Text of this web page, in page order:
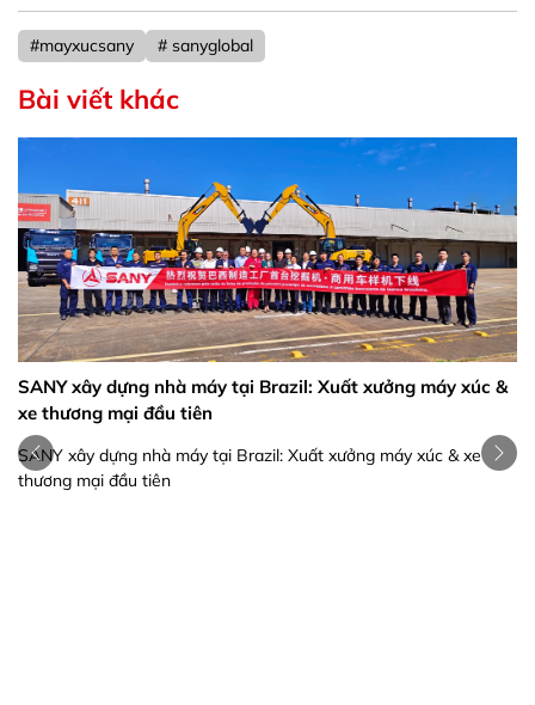
#mayxucsany # sanyglobal
Bài viết khác
SANY xây dựng nhà máy tại Brazil: Xuất xưởng máy xúc &
xe thương mại đầu tiên
SANY xây dựng nhà máy tại Brazil: Xuất xưởng máy xúc & xe
thương mại đầu tiên